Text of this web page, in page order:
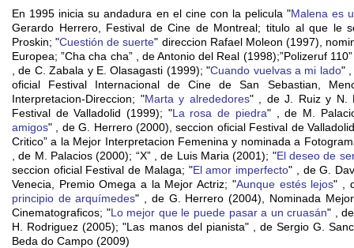
En 1995 inicia su andadura en el cine con la pelicula "Malena es
Gerardo Herrero, Festival de Cine de Montreal; titulo al que le
Proskin; "Cuestión de suerte" direccion Rafael Moleon (1997),
Europea; ”Cha cha cha” , de Antonio del Real (1998);”Polizeruf
, de C. Zabala y E. Olasagasti (1999); "Cuando vuelvas a mi lado" ,
oficial Festival Internacional de Cine de San Sebastian,
Interpretacion-Direccion; "Marta y alrededores" , de J. Ruiz y N.
Festival de Valladolid (1999); "La rosa de piedra" , de M.
amigos" , de G. Herrero (2000), seccion oficial Festival de
Critico” a la Mejor Interpretacion Femenina y nominada a
, de M. Palacios (2000); “X” , de Luis Maria (2001); "El deseo de
seccion oficial Festival de Malaga; "El amor imperfecto" , de G.
Venecia, Premio Omega a la Mejor Actriz; "Aunque estés lejos" ,
principio de arquímedes" , de G. Herrero (2004), Nominada
Cinematograficos; "Lo mejor que le puede pasar a un cruasán" ,
H. Rodriguez (2005); "Las manos del pianista" , de Sergio G.
Beda do Campo (2009)